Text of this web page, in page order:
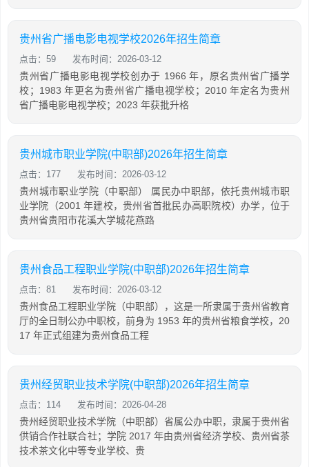
贵州省广播电影电视学校2026年招生简章
点击：59 发布时间：2026-03-12
贵州省广播电影电视学校创办于 1966 年，原名贵州省广播学
校；1983 年更名为贵州省广播电视学校；2010 年定名为贵州
省广播电影电视学校；2023 年获批升格
贵州城市职业学院(中职部)2026年招生简章
点击：177 发布时间：2026-03-12
贵州城市职业学院（中职部） 属民办中职部，依托贵州城市职
业学院（2001 年建校，贵州省首批民办高职院校）办学，位于
贵州省贵阳市花溪大学城花燕路
贵州食品工程职业学院(中职部)2026年招生简章
点击：81 发布时间：2026-03-12
贵州食品工程职业学院（中职部），这是一所隶属于贵州省教育
厅的全日制公办中职校，前身为 1953 年的贵州省粮食学校，20
17 年正式组建为贵州食品工程
贵州经贸职业技术学院(中职部)2026年招生简章
点击：114 发布时间：2026-04-28
贵州经贸职业技术学院（中职部）省属公办中职，隶属于贵州省
供销合作社联合社；学院 2017 年由贵州省经济学校、贵州省茶
技术茶文化中等专业学校、贵